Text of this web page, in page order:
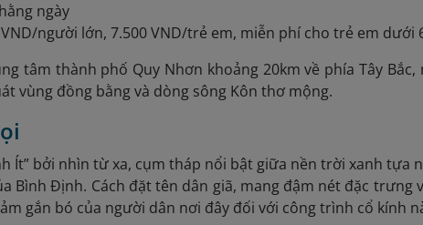
ngày
VND/người lớn, 7.500 VND/trẻ em, miễn phí cho trẻ em dưới
tâm thành phố Quy Nhơn khoảng 20km về phía Tây
vùng đồng bằng và dòng sông Kôn thơ mộng.
Ít” bởi nhìn từ xa, cụm tháp nổi bật giữa nền trời xanh tựa
Bình Định. Cách đặt tên dân giã, mang đậm nét đặc trưng
gắn bó của người dân nơi đây đối với công trình cổ kính